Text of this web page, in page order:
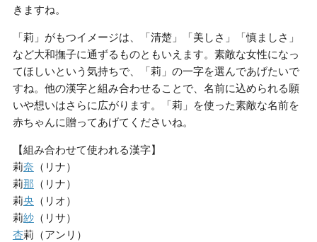
きますね。
「莉」がもつイメージは、「清楚」「美しさ」「慎ましさ」
など大和撫子に通ずるものともいえます。素敵な女性になっ
てほしいという気持ちで、「莉」の一字を選んであげたいで
すね。他の漢字と組み合わせることで、名前に込められる願
いや想いはさらに広がります。「莉」を使った素敵な名前を
赤ちゃんに贈ってあげてくださいね。
【組み合わせて使われる漢字】
莉奈 （リナ）
莉那 （リナ）
莉央 （リオ）
莉紗（リサ）
杏莉（アンリ）